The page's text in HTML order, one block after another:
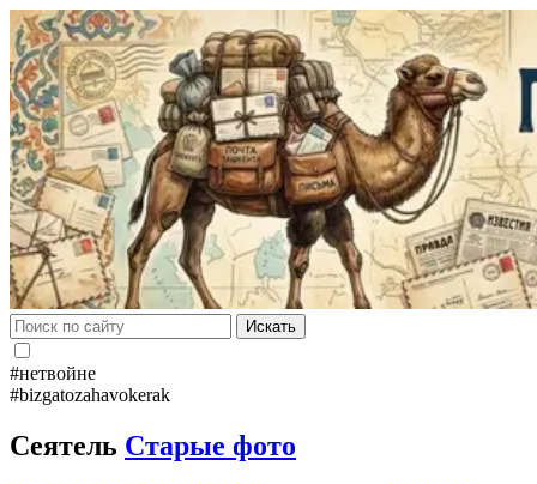
Искать
#нетвойне
#bizgatozahavokerak
Сеятель Старые фото